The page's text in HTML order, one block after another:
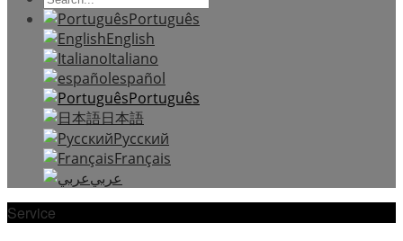
Português
English
Italiano
español
Português
日本語
Русский
Français
عربي
Service